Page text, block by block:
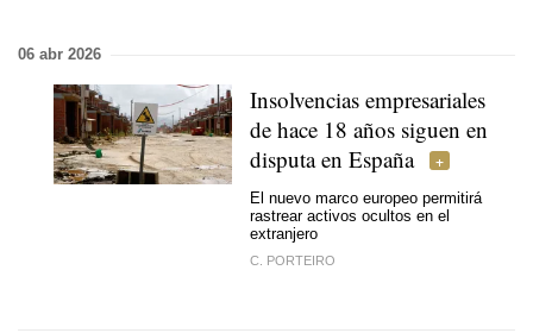
06 abr 2026
Insolvencias empresariales
de hace 18 años siguen en
disputa en España
El nuevo marco europeo permitirá
rastrear activos ocultos en el
extranjero
C. PORTEIRO